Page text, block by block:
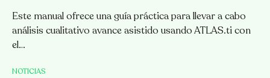
Este manual ofrece una guía práctica para llevar a cabo
análisis cualitativo avance asistido usando ATLAS.ti con
el…
NOTICIAS